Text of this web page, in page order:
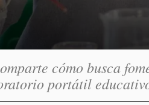
cómo busca
portátil